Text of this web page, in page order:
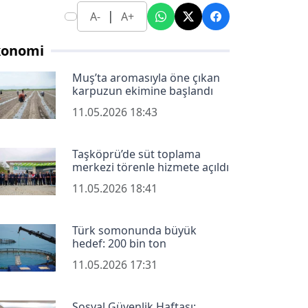
A- | A+
Muş’ta aromasıyla öne çıkan
karpuzun ekimine başlandı
11.05.2026 18:43
Taşköprü’de süt toplama
merkezi törenle hizmete açıldı
11.05.2026 18:41
Türk somonunda büyük
hedef: 200 bin ton
11.05.2026 17:31